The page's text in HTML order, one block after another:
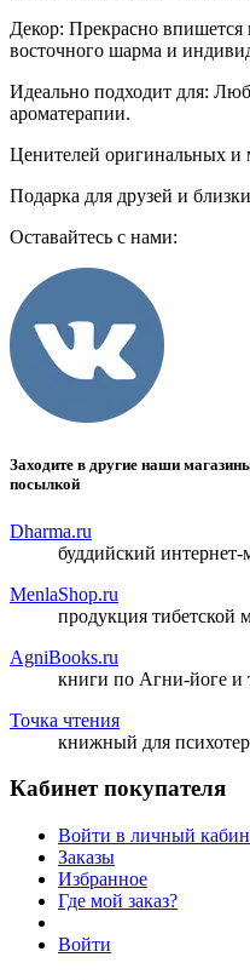
Декор: Прекрасно
восточного шарма и
Идеально подходит для:
ароматерапии.
Ценителей оригинальных и
Подарка для друзей и
Оставайтесь с нами:
Заходите в другие наши
посылкой
Dharma.ru
буддийский интернет-
MenlaShop.ru
продукция тибетской
AgniBooks.ru
книги по Агни-йоге и
Точка чтения
книжный для
Кабинет покупателя
Войти в личный
Заказы
Избранное
Где мой заказ?
Войти